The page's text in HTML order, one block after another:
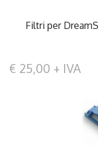
Filtri per
€ 25,00 + IVA